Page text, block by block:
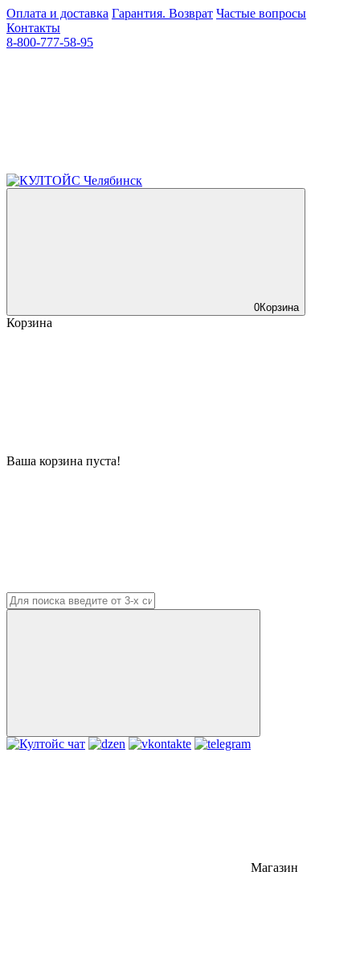
Оплата и доставка Гарантия. Возврат Частые вопросы
Контакты
8-800-777-58-95
0Корзина
Корзина
Ваша корзина пуста!
Магазин